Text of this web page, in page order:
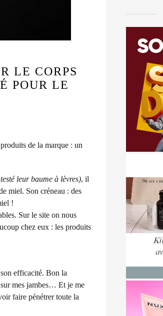
LE CORPS
POUR LE
de la marque : un
leur baume à lèvres), il
miel. Son créneau : des
!
Sur le site on nous
chez eux : les produits
efficacité. Bon la
mes jambes… Et je me
faire pénétrer toute la